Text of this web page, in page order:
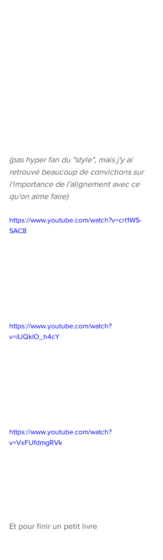
(pas hyper fan du "style", mais j'y ai
retrouvé beaucoup de convictions sur
l'importance de l'alignement avec ce
qu'on aime faire)
https://www.youtube.com/watch?v=crt1WS-
SAC8
https://www.youtube.com/watch?
v=iUQklO_h4cY
https://www.youtube.com/watch?
v=VxFUfdmgRVk
Et pour finir un petit livre